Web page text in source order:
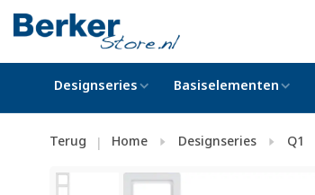
Designseries Basiselementen
Terug | Home Designseries Q1